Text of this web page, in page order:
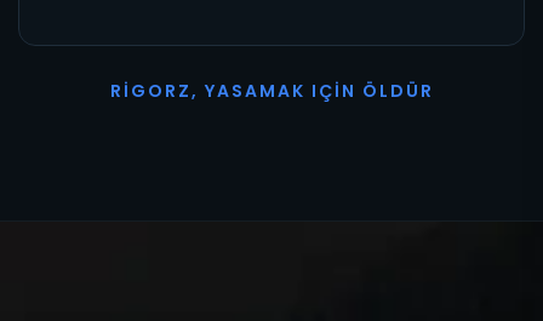
R I G O R Z, YASAMAK I ÇI N Ö L D Ü R